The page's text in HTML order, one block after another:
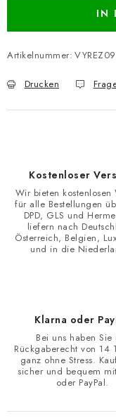
IN
Artikelnummer:
Drucken
Kostenloser
Wir bieten kostenlosen
für alle Bestellungen
DPD, GLS und
liefern nach
Österreich, Belgien,
und in die
Klarna oder
Bei uns haben Sie
Rückgaberecht von 14
ganz ohne Stress.
sicher und bequem
oder PayPal.